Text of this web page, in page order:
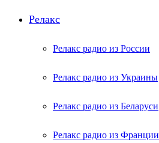
Релакс
Релакс радио из России
Релакс радио из Украины
Релакс радио из Беларуси
Релакс радио из Франции